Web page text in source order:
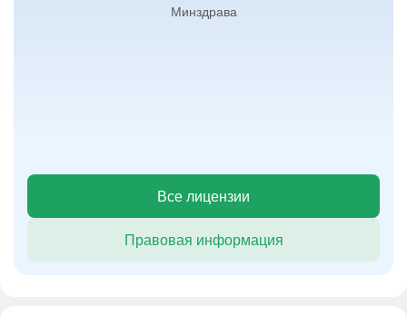
Минздрава
Все лицензии
Правовая информация